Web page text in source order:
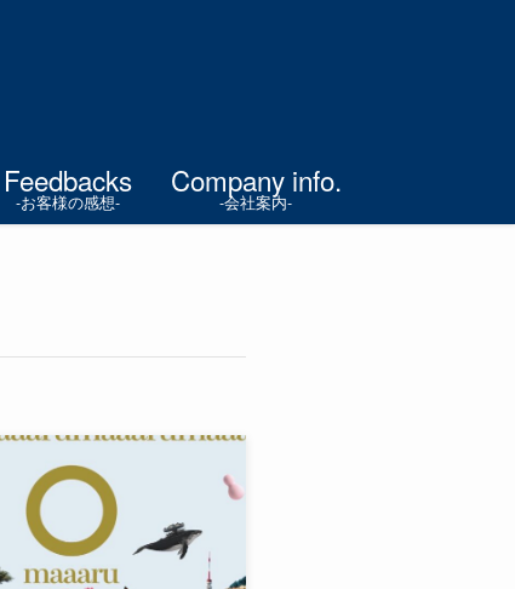
Feedbacks
-お客様の感想-
Company info.
-会社案内-